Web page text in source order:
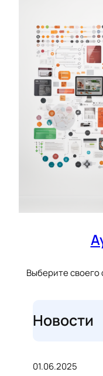
Выберите своего
Новости
01.06.2025